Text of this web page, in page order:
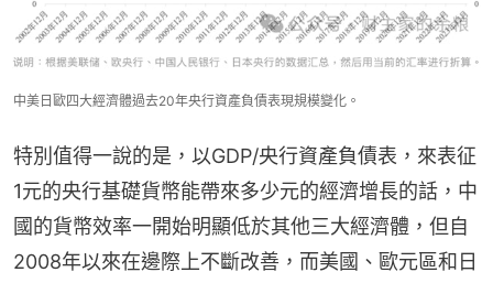
中美日歐四大經濟體過去20年央行資產負債表現規模變化。
特別值得一說的是，以GDP/央行資產負債表，來表征
1元的央行基礎貨幣能帶來多少元的經濟增長的話，中
國的貨幣效率一開始明顯低於其他三大經濟體，但自
2008年以來在邊際上不斷改善，而美國、歐元區和日